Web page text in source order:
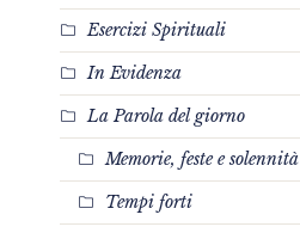
Esercizi Spirituali
In Evidenza
La Parola del giorno
Memorie, feste e solennità
Tempi forti